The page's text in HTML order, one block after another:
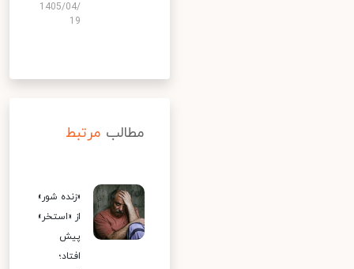
1405/04/
19
مطالب مرتبط
«زنده شور»
از «استخر»
پیش
افتاد؛